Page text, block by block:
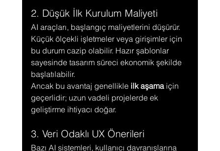
2. Düşük İlk Kurulum Maliyeti
AI araçları, başlangıç maliyetlerini düşürür.
Küçük ölçekli işletmeler veya girişimler için
bu durum cazip olabilir. Hazır şablonlar
sayesinde tasarım süreci ekonomik şekilde
başlatılabilir.
Ancak bu avantaj genellikle ilk aşama için
geçerlidir; uzun vadeli projelerde ek
geliştirme ihtiyacı doğar.
3. Veri Odaklı UX Önerileri
Bazı AI sistemleri, kullanıcı davranışlarına